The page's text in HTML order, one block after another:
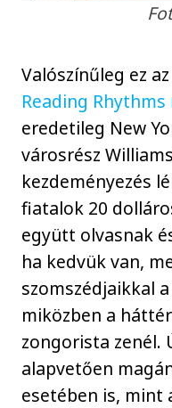
Valószínűleg ez
Reading
eredetileg New
városrész
kezdeményezés
fiatalok 20
együtt olvasnak
ha kedvük van,
szomszédjaikkal
miközben a
zongorista zenél.
alapvetően
esetében is, mint